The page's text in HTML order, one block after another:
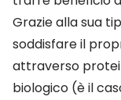
Grazie alla sua
soddisfare il
attraverso
biologico (è il